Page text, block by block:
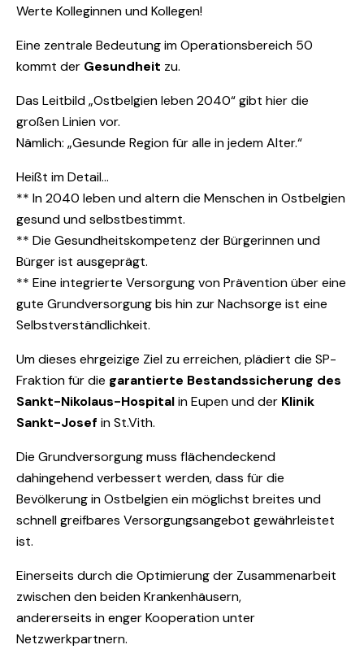
Werte Kolleginnen und Kollegen!
Eine zentrale Bedeutung im Operationsbereich 50
kommt der Gesundheit zu.
Das Leitbild „Ostbelgien leben 2040“ gibt hier die
großen Linien vor.
Nämlich: „Gesunde Region für alle in jedem Alter.“
Heißt im Detail…
** In 2040 leben und altern die Menschen in Ostbelgien
gesund und selbstbestimmt.
** Die Gesundheitskompetenz der Bürgerinnen und
Bürger ist ausgeprägt.
** Eine integrierte Versorgung von Prävention über eine
gute Grundversorgung bis hin zur Nachsorge ist eine
Selbstverständlichkeit.
Um dieses ehrgeizige Ziel zu erreichen, plädiert die SP-
Fraktion für die garantierte Bestandssicherung des
Sankt-Nikolaus-Hospitalin Eupen und der Klinik
Sankt-Josef in St.Vith.
Die Grundversorgung muss flächendeckend
dahingehend verbessert werden, dass für die
Bevölkerung in Ostbelgien ein möglichst breites und
schnell greifbares Versorgungsangebot gewährleistet
ist.
Einerseits durch die Optimierung der Zusammenarbeit
zwischen den beiden Krankenhäusern,
andererseits in enger Kooperation unter
Netzwerkpartnern.